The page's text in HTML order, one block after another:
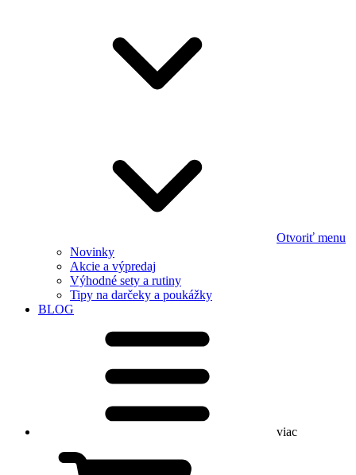
Otvoriť menu
Novinky
Akcie a výpredaj
Výhodné sety a rutiny
Tipy na darčeky a poukážky
BLOG
viac